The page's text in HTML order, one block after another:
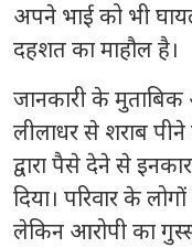
अपने भाई को भी
दहशत का माहौल है।
जानकारी के मुताबिक
लीलाधर से शराब
द्वारा पैसे देने से
दिया। परिवार के
लेकिन आरोपी का